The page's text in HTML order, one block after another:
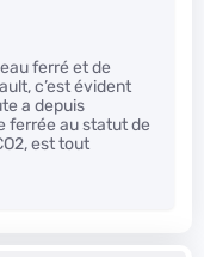
ferré et de
c’est évident
a depuis
ferrée au statut de
est tout